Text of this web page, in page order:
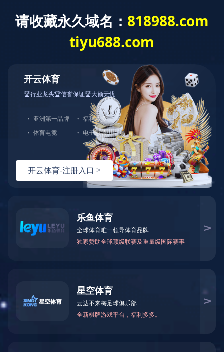
“降妖除魔”的防疫隔离智能小门磁上台了，助力疫情防控！
时间：2022-05-09 13:51:55 点击： 0 次